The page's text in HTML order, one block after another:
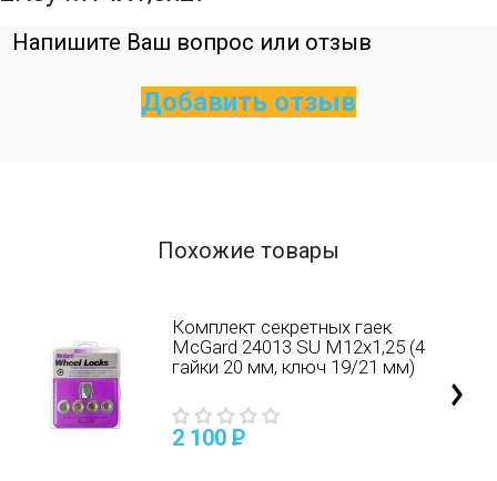
Напишите Ваш вопрос или отзыв
Добавить отзыв
Похожие товары
Комплект секретных гаек
McGard 24013 SU M12х1,25 (4
гайки 20 мм, ключ 19/21 мм)
2 100 P